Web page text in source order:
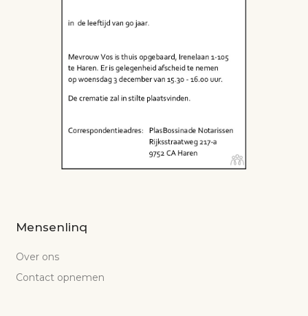
Mensenlinq
Over ons
Contact opnemen